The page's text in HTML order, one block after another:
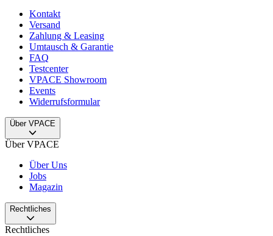
Kontakt
Versand
Zahlung & Leasing
Umtausch & Garantie
FAQ
Testcenter
VPACE Showroom
Events
Widerrufsformular
Über VPACE
Über VPACE
Über Uns
Jobs
Magazin
Rechtliches
Rechtliches